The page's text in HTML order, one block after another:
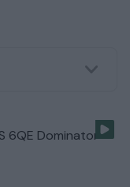
6QE Dominator